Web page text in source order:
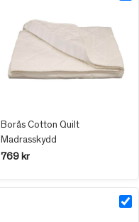
Borås Cotton Quilt
Madrasskydd
769 kr